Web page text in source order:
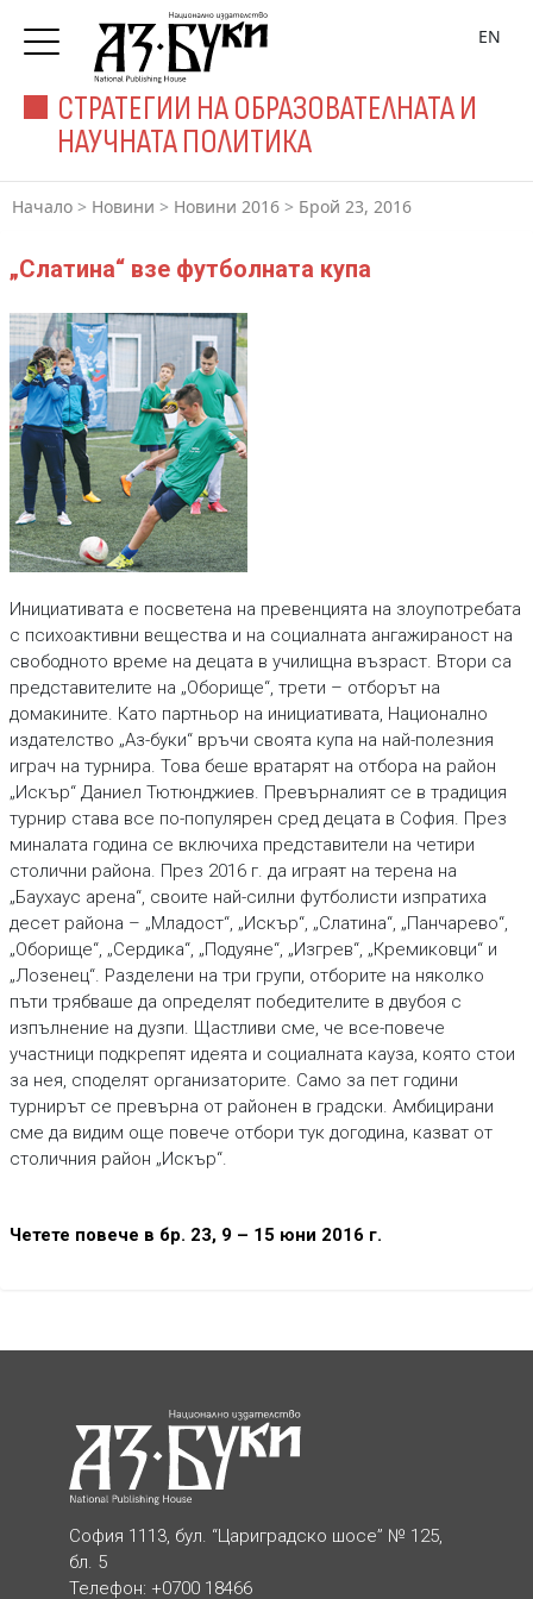
СТРАТЕГИИ НА ОБРАЗОВАТЕЛНАТА И
НАУЧНАТА ПОЛИТИКА
EN
Начало > Новини > Новини 2016 > Брой 23, 2016
„Слатина“ взе футболната купа
Инициативата е посветена на превенцията на злоупотребата
с психоактивни вещества и на социалната ангажираност на
свободното време на децата в училищна възраст. Втори са
представителите на „Оборище“, трети – отборът на
домакините. Като партньор на инициативата, Национално
издателство „Аз-буки“ връчи своята купа на най-полезния
играч на турнира. Това беше вратарят на отбора на район
„Искър“ Даниел Тютюнджиев. Превърналият се в традиция
турнир става все по-популярен сред децата в София. През
миналата година се включиха представители на четири
столични района. През 2016 г. да играят на терена на
„Баухаус арена“, своите най-силни футболисти изпратиха
десет района – „Младост“, „Искър“, „Слатина“, „Панчарево“,
„Оборище“, „Сердика“, „Подуяне“, „Изгрев“, „Кремиковци“ и
„Лозенец“. Разделени на три групи, отборите на няколко
пъти трябваше да определят победителите в двубоя с
изпълнение на дузпи. Щастливи сме, че все-повече
участници подкрепят идеята и социалната кауза, която стои
за нея, споделят организаторите. Само за пет години
турнирът се превърна от районен в градски. Амбицирани
сме да видим още повече отбори тук догодина, казват от
столичния район „Искър“.
Четете повече в бр. 23, 9 – 15 юни 2016 г.
София 1113, бул. “Цариградско шосе” № 125,
бл. 5
Телефон: +0700 18466